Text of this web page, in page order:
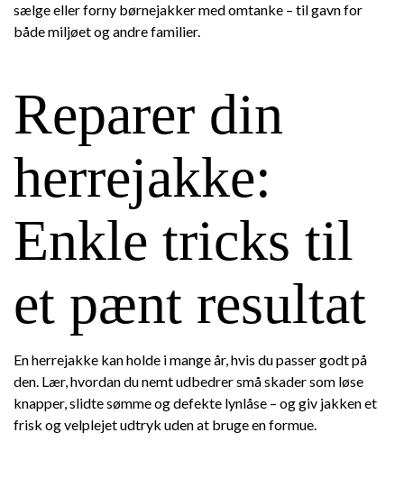
sælge eller forny børnejakker med omtanke – til gavn for
både miljøet og andre familier.
Reparer din
herrejakke:
Enkle tricks til
et pænt resultat
En herrejakke kan holde i mange år, hvis du passer godt på
den. Lær, hvordan du nemt udbedrer små skader som løse
knapper, slidte sømme og defekte lynlåse – og giv jakken et
frisk og velplejet udtryk uden at bruge en formue.